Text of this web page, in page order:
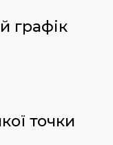
графік
точки